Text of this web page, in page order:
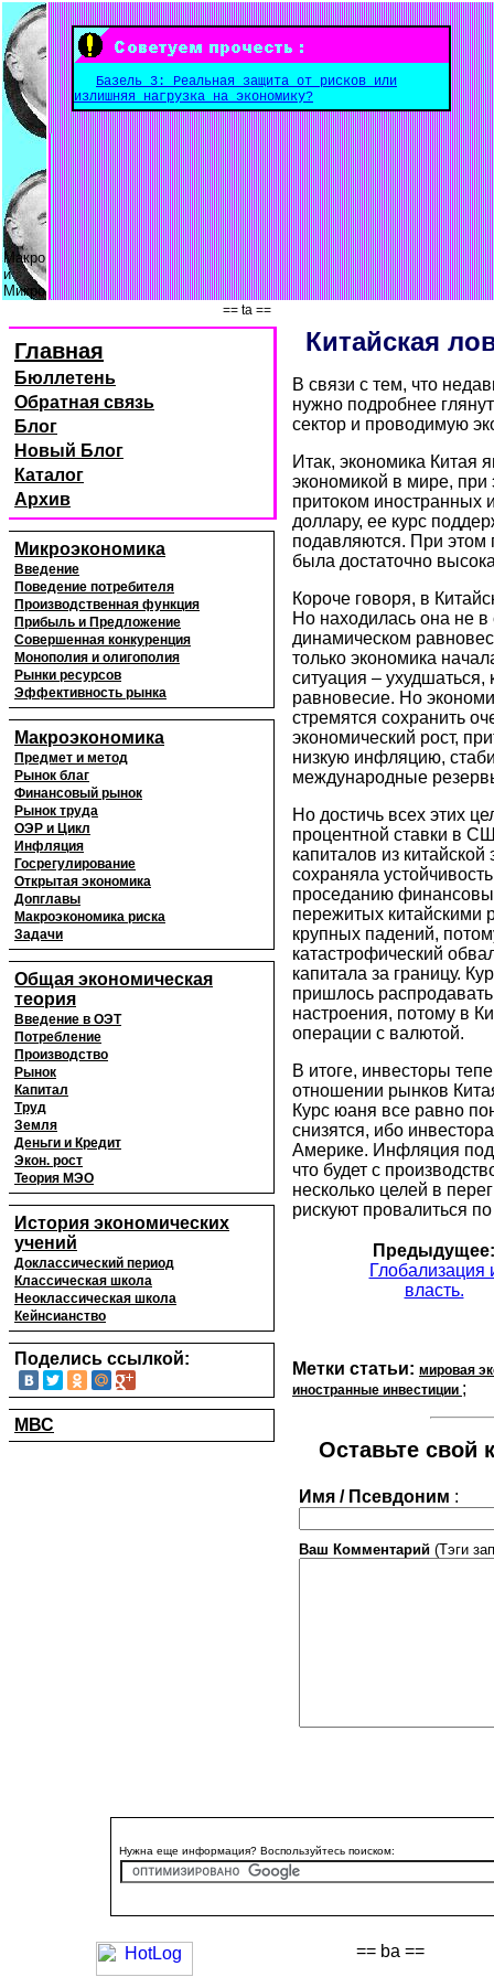
Макро
и
Микро
Базель 3: Реальная защита от рисков или
излишняя нагрузка на экономику?
== ta ==
Главная
Бюллетень
Обратная связь
Блог
Новый Блог
Каталог
Архив
Микроэкономика
Введение
Поведение потребителя
Производственная функция
Прибыль и Предложение
Совершенная конкуренция
Монополия и олигополия
Рынки ресурсов
Эффективность рынка
Макроэкономика
Предмет и метод
Рынок благ
Финансовый рынок
Рынок труда
ОЭР и Цикл
Инфляция
Госрегулирование
Открытая экономика
Допглавы
Макроэкономика риска
Задачи
Общая экономическая
теория
Введение в ОЭТ
Потребление
Производство
Рынок
Капитал
Труд
Земля
Деньги и Кредит
Экон. рост
Теория МЭО
История экономических
учений
Доклассический период
Классическая школа
Неоклассическая школа
Кейнсианство
Поделись ссылкой:
МВС
Китайская
В связи с тем, что
нужно подробнее
сектор и проводимую
Итак, экономика Китая
экономикой в мире,
притоком иностранных
доллару, ее курс
подавляются. При этом
была достаточно
Короче говоря, в
Но находилась она не в
динамическом
только экономика
ситуация – ухудшаться,
равновесие. Но
стремятся сохранить
экономический рост,
низкую инфляцию,
международные
Но достичь всех этих
процентной ставки в
капиталов из
сохраняла
проседанию
пережитых китайскими
крупных падений,
катастрофический
капитала за границу.
пришлось
настроения, потому в
операции с валютой.
В итоге, инвесторы
отношении рынков
Курс юаня все равно
снизятся, ибо
Америке. Инфляция
что будет с
несколько целей в
рискуют провалиться
Предыдущее:
Глобализация
власть.
Метки статьи: мировая
иностранные инвестиции ;
Оставьте свой
Имя / Псевдоним :
Ваш Комментарий (Тэги
Нужна еще информация? Воспользуйтесь поиском:
== ba ==